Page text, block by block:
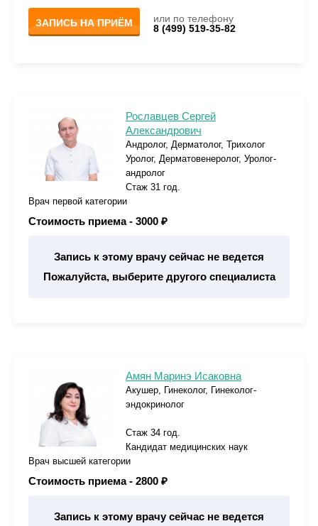
ЗАПИСЬ НА ПРИЁМ
или по телефону
8 (499) 519-35-82
Рославцев Сергей
Александрович
Андролог, Дерматолог, Трихолог
Уролог, Дерматовенеролог, Уролог-
андролог
Стаж 31 год.
Врач первой категории
Стоимость приема - 3000 ₽
Запись к этому врачу сейчас не ведется
Пожалуйста, выберите другого специалиста
Амян Маринэ Исаковна
Акушер, Гинеколог, Гинеколог-
эндокринолог
Стаж 34 год.
Кандидат медицинских наук
Врач высшей категории
Стоимость приема - 2800 ₽
Запись к этому врачу сейчас не ведется